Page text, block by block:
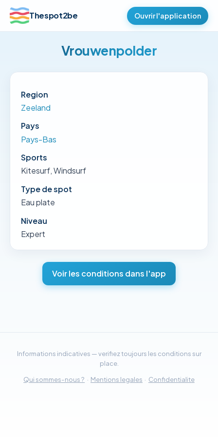
Thespot2be Ouvrir l'application
Vrouwenpolder
Region
Zeeland
Pays
Pays-Bas
Sports
Kitesurf, Windsurf
Type de spot
Eau plate
Niveau
Expert
Voir les conditions dans l'app
Informations indicatives — verifiez toujours les conditions sur
place.
Qui sommes-nous ? · Mentions legales · Confidentialite